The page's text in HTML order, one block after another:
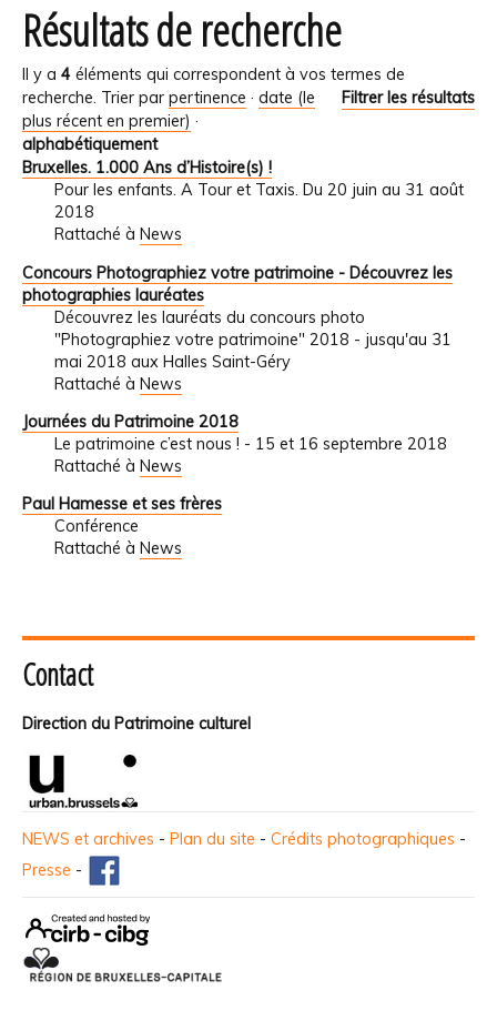
Résultats de recherche
Il y a 4 éléments qui correspondent à vos termes de
recherche.
Filtrer les résultats
Trier par pertinence · date (le
plus récent en premier) ·
alphabétiquement
Bruxelles. 1.000 Ans d’Histoire(s) !
Pour les enfants. A Tour et Taxis. Du 20 juin au 31 août
2018
Rattaché à News
Concours Photographiez votre patrimoine - Découvrez les
photographies lauréates
Découvrez les lauréats du concours photo
"Photographiez votre patrimoine" 2018 - jusqu'au 31
mai 2018 aux Halles Saint-Géry
Rattaché à News
Journées du Patrimoine 2018
Le patrimoine c’est nous ! - 15 et 16 septembre 2018
Rattaché à News
Paul Hamesse et ses frères
Conférence
Rattaché à News
Contact
Direction du Patrimoine culturel
NEWS et archives - Plan du site - Crédits photographiques -
Presse -